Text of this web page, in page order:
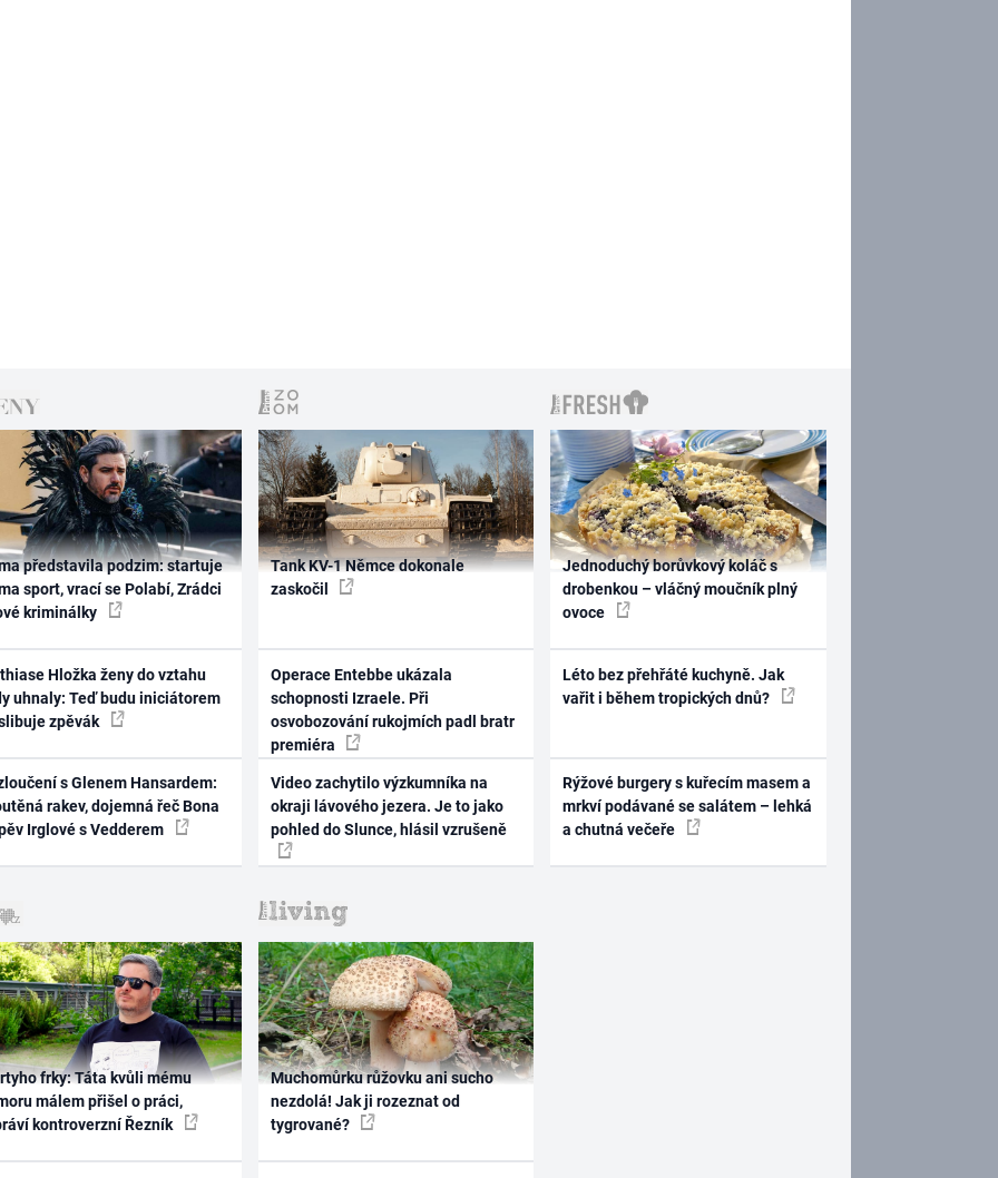
představila podzim: startuje
sport, vrací se Polabí, Zrádci
kriminálky
Hložka ženy do vztahu
uhnaly: Teď budu iniciátorem
zpěvák
s Glenem Hansardem:
rakev, dojemná řeč Bona
Irglové s Vedderem
Tank KV-1 Němce dokonale
zaskočil
Operace Entebbe ukázala
schopnosti Izraele. Při
osvobozování rukojmích padl bratr
premiéra
Video zachytilo výzkumníka na
okraji lávového jezera. Je to jako
pohled do Slunce, hlásil vzrušeně
Jednoduchý borůvkový koláč s
drobenkou – vláčný moučník plný
ovoce
Léto bez přehřáté kuchyně. Jak
vařit i během tropických dnů?
Rýžové burgery s kuřecím masem a
mrkví podávané se salátem – lehká
a chutná večeře
frky: Táta kvůli mému
málem přišel o práci,
kontroverzní Řezník
Muchomůrku růžovku ani sucho
nezdolá! Jak ji rozeznat od
tygrované?